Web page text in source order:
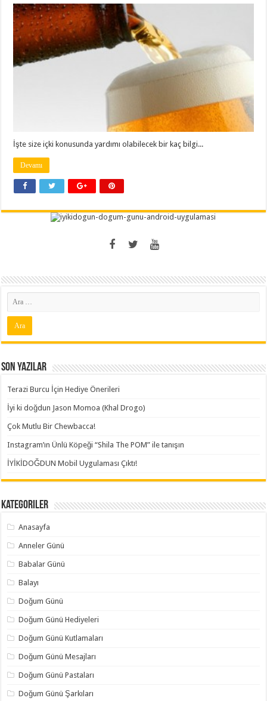
İşte size içki konusunda yardımı olabilecek bir kaç bilgi...
Devamı
Son Yazılar
Terazi Burcu İçin Hediye Önerileri
İyi ki doğdun Jason Momoa (Khal Drogo)
Çok Mutlu Bir Chewbacca!
Instagram’ın Ünlü Köpeği “Shila The POM” ile tanışın
İYİKİDOĞDUN Mobil Uygulaması Çıktı!
Kategoriler
Anasayfa
Anneler Günü
Babalar Günü
Balayı
Doğum Günü
Doğum Günü Hediyeleri
Doğum Günü Kutlamaları
Doğum Günü Mesajları
Doğum Günü Pastaları
Doğum Günü Şarkıları